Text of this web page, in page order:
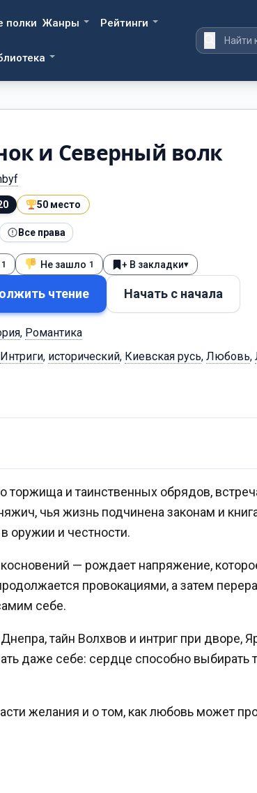
полки Жанры Рейтинги
и Северный волк
50 место
Все права
1 Не зашло 1 + В закладки▾
чтение Начать с начала
, Романтика
Интриги, исторический, Киевская русь, Любовь,
торжища и таинственных обрядов,
чья жизнь подчинена законам и
оружии и честности.
— рождает напряжение,
провокациями, а затем
себе.
тайн Волхвов и интриг при дворе,
даже себе: сердце способно выбирать
желания и о том, как любовь может